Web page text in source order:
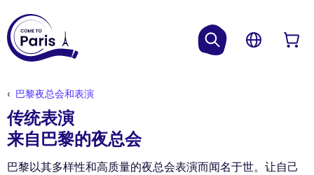
巴黎夜总会和表演
传统表演
来自巴黎的夜总会
巴黎以其多样性和高质量的夜总会表演而闻名于世。让自己